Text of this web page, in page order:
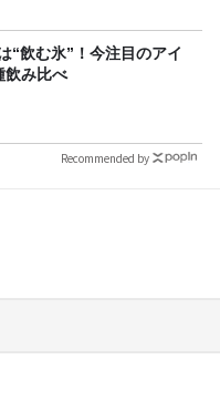
“飲む氷”！今注目のアイ
飲み比べ
Recommended by